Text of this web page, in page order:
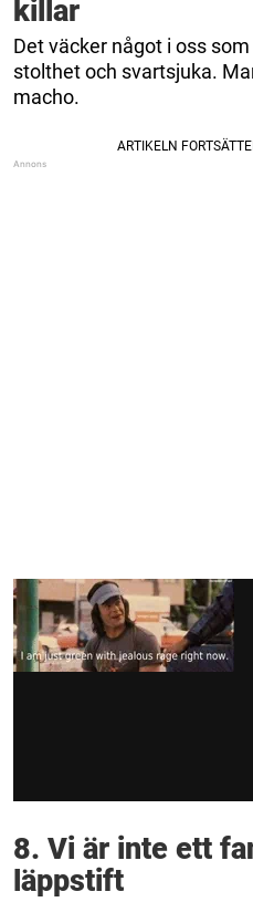
killar
Det väcker något i oss
stolthet och svartsjuka.
macho.
8. Vi är inte ett
läppstift